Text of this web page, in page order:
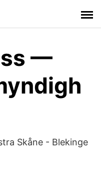
—
Skåne - Blekinge